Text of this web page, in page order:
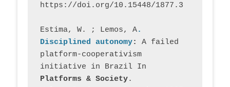
https://doi.org/10.15448/1877.3
Estima, W. ; Lemos, A.
Disciplined autonomy: A failed
platform-cooperativism
initiative in Brazil In
Platforms & Society.